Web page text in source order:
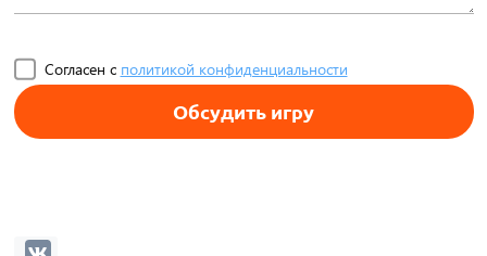
Согласен с политикой конфиденциальности
Обсудить игру